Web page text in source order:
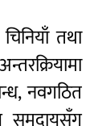
तथा
नवगठित